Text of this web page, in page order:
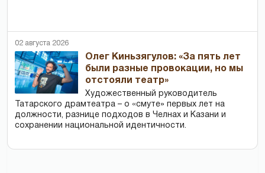
02 августа 2026
Олег Киньзягулов: «За пять лет
были разные провокации, но мы
отстояли театр»
Художественный руководитель
Татарского драмтеатра – о «смуте» первых лет на
должности, разнице подходов в Челнах и Казани и
сохранении национальной идентичности.